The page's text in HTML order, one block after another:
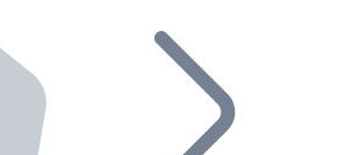
Bitnovo
Bitnovo dans votre entreprise et